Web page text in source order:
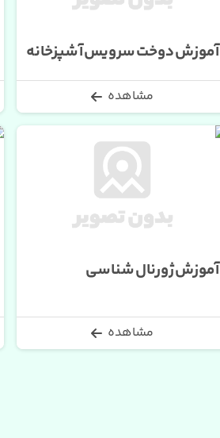
آموزش دوخت سرویس آشپزخانه
مشاهده
آموزش ژورنال شناسی
مشاهده